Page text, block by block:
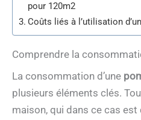
pour 120m2
Coûts liés à l’utilisation
Comprendre la
La consommation d’une
plusieurs éléments clés.
maison, qui dans ce cas est